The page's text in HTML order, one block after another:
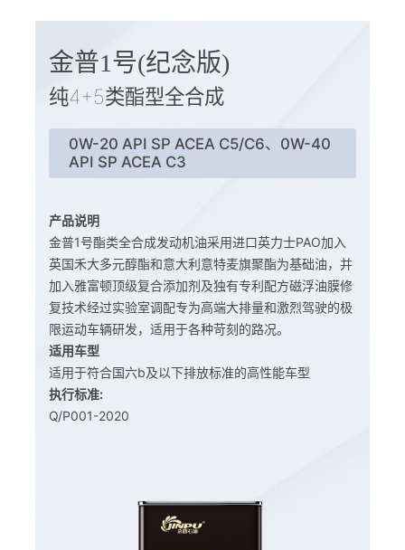
金普1号(纪念版)
纯4+5类酯型全合成
0W-20 API SP ACEA C5/C6、0W-40
API SP ACEA C3
产品说明
金普1号酯类全合成发动机油采用进口英力士PAO加入
英国禾大多元醇酯和意大利意特麦旗聚酯为基础油，并
加入雅富顿顶级复合添加剂及独有专利配方磁浮油膜修
复技术经过实验室调配专为高端大排量和激烈驾驶的极
限运动车辆研发，适用于各种苛刻的路况。
适用车型
适用于符合国六b及以下排放标准的高性能车型
执行标准:
Q/P001-2020